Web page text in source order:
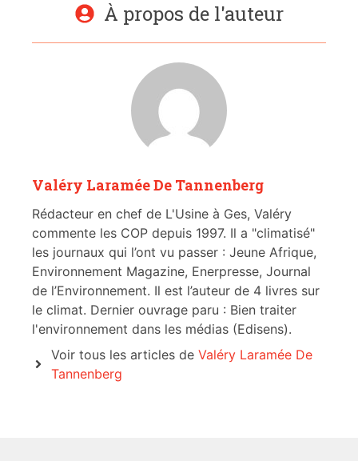
À propos de l'auteur
Valéry Laramée De Tannenberg
Rédacteur en chef de L'Usine à Ges, Valéry
commente les COP depuis 1997. Il a "climatisé"
les journaux qui l’ont vu passer : Jeune Afrique,
Environnement Magazine, Enerpresse, Journal
de l’Environnement. Il est l’auteur de 4 livres sur
le climat. Dernier ouvrage paru : Bien traiter
l'environnement dans les médias (Edisens).
Voir tous les articles de Valéry Laramée De
Tannenberg